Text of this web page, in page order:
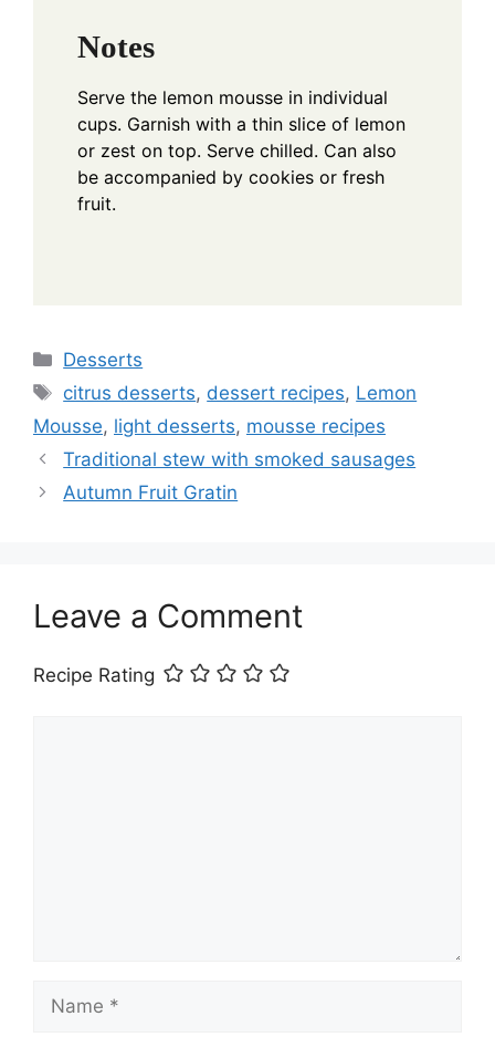
Notes
Serve the lemon mousse in individual
cups. Garnish with a thin slice of lemon
or zest on top. Serve chilled. Can also
be accompanied by cookies or fresh
fruit.
Categories
Desserts
Tags
citrus desserts, dessert recipes, Lemon
Mousse, light desserts, mousse recipes
Traditional stew with smoked sausages
Autumn Fruit Gratin
Leave a Comment
Recipe Rating
Name